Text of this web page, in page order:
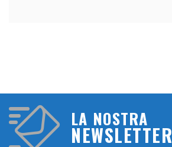
LA NOSTRA
NEWSLETTER